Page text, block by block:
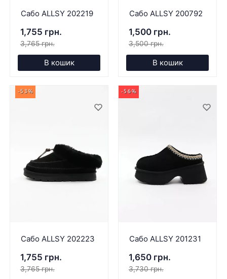
Сабо ALLSY 202219
1,755 грн.
3,765 грн.
В кошик
Сабо ALLSY 200792
1,500 грн.
3,500 грн.
В кошик
-53%
Сабо ALLSY 202223
1,755 грн.
3,765 грн.
-56%
Сабо ALLSY 201231
1,650 грн.
3,730 грн.